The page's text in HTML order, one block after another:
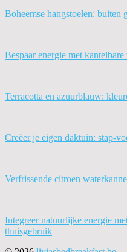
Boheemse hangstoelen: buiten
Bespaar energie met
Terracotta en azuurblauw:
Creëer je eigen daktuin: stap-
Verfrissende citroen
Integreer natuurlijke energie
thuisgebruik